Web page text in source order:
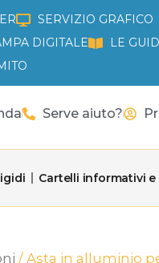
SERVIZIO GRAFICO
DIGITALE
LE
Serve aiuto?
Cartelli informativi
/ Asta in alluminio